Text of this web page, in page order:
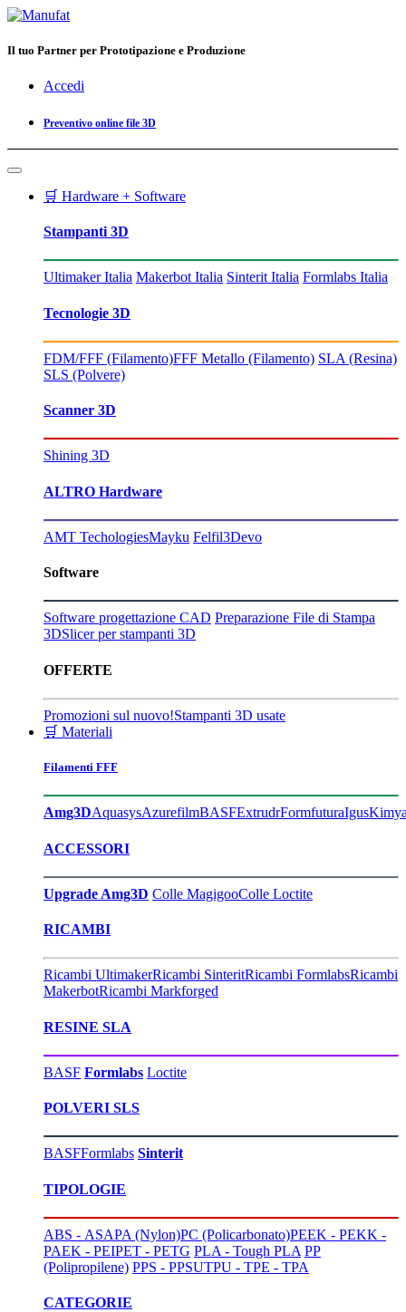
Il tuo Partner per Prototipazione e Produzione
Accedi
Preventivo online file 3D
🛒 Hardware + Software
Stampanti 3D
Ultimaker Italia Makerbot Italia Sinterit Italia Formlabs Italia
Tecnologie 3D
FDM/FFF (Filamento)FFF Metallo (Filamento) SLA (Resina)
SLS (Polvere)
Scanner 3D
Shining 3D
ALTRO Hardware
AMT TechologiesMayku Felfil3Devo
Software
Software progettazione CAD Preparazione File di Stampa
3DSlicer per stampanti 3D
OFFERTE
Promozioni sul nuovo!Stampanti 3D usate
🛒 Materiali
Filamenti FFF
Amg3DAquasysAzurefilmBASFExtrudrFormfuturaIgus
ACCESSORI
Upgrade Amg3D Colle MagigooColle Loctite
RICAMBI
Ricambi UltimakerRicambi SinteritRicambi FormlabsRicambi
MakerbotRicambi Markforged
RESINE SLA
BASF Formlabs Loctite
POLVERI SLS
BASFFormlabs Sinterit
TIPOLOGIE
ABS - ASAPA (Nylon)PC (Policarbonato)PEEK - PEKK -
PAEK - PEIPET - PETG PLA - Tough PLA PP
(Polipropilene) PPS - PPSUTPU - TPE - TPA
CATEGORIE